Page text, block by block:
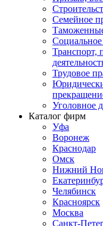
Семейное
Транспорт,
Трудовое
Уголовное
Каталог фирм
Уфа
Воронеж
Краснодар
Омск
Нижний
Челябинск
Красноярск
Москва
Санкт-